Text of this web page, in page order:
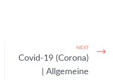
NEXT
Covid-19 (Corona)
| Allgemeine